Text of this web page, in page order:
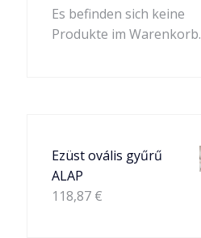
Es befinden sich keine
Produkte im Warenkorb.
Ezüst ovális gyűrű
ALAP
118,87 €